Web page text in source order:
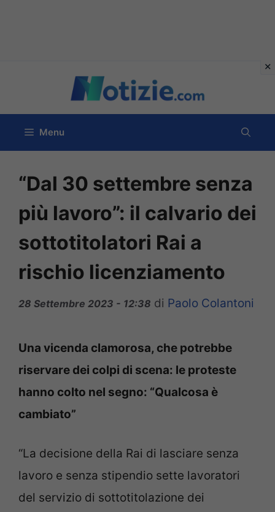
contenuto
Menu
“Dal 30 settembre senza
più lavoro”: il calvario dei
sottotitolatori Rai a
rischio licenziamento
28 Settembre 2023 - 12:38 di Paolo Colantoni
Una vicenda clamorosa, che potrebbe
riservare dei colpi di scena: le proteste
hanno colto nel segno: “Qualcosa è
cambiato”
“La decisione della Rai di lasciare senza
lavoro e senza stipendio sette lavoratori
del servizio di sottotitolazione dei